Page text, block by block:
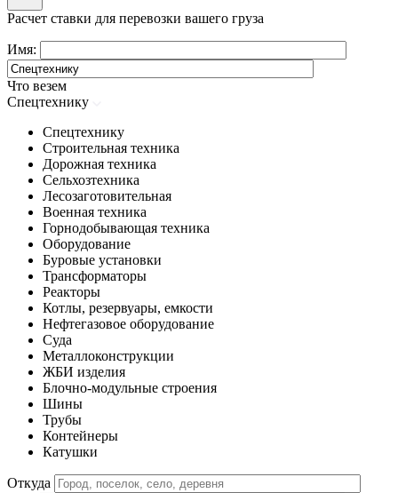
Расчет ставки для перевозки вашего груза
Имя:
Что везем
Спецтехнику
Спецтехнику
Строительная техника
Дорожная техника
Сельхозтехника
Лесозаготовительная
Военная техника
Горнодобывающая техника
Оборудование
Буровые установки
Трансформаторы
Реакторы
Котлы, резервуары, емкости
Нефтегазовое оборудование
Cуда
Металлоконструкции
ЖБИ изделия
Блочно-модульные строения
Шины
Трубы
Контейнеры
Катушки
Откуда